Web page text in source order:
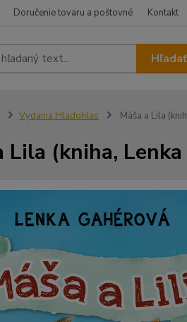
Doručenie tovaru a poštovné Kontakt
Hľadať
Vydania Hladohlas Máša a Lila
Lila (kniha,